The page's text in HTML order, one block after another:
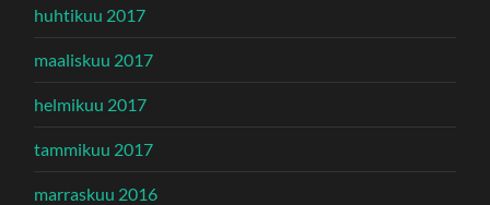
huhtikuu 2017
maaliskuu 2017
helmikuu 2017
tammikuu 2017
marraskuu 2016